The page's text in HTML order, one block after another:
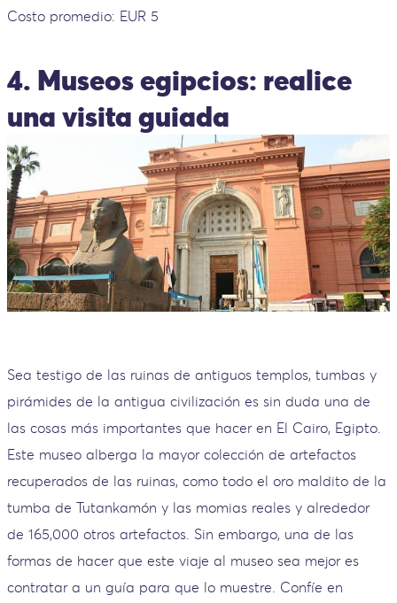
Costo promedio: EUR 5
4. Museos egipcios: realice
una visita guiada
Sea testigo de las ruinas de antiguos templos, tumbas y
pirámides de la antigua civilización es sin duda una de
las cosas más importantes que hacer en El Cairo, Egipto.
Este museo alberga la mayor colección de artefactos
recuperados de las ruinas, como todo el oro maldito de la
tumba de Tutankamón y las momias reales y alrededor
de 165,000 otros artefactos. Sin embargo, una de las
formas de hacer que este viaje al museo sea mejor es
contratar a un guía para que lo muestre. Confíe en